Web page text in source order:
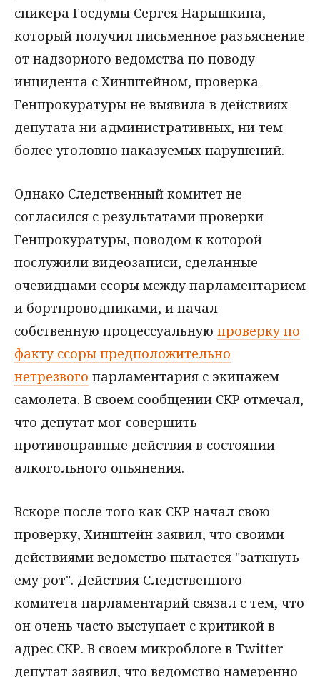
спикера Госдумы Сергея Нарышкина,
который получил письменное разъяснение
от надзорного ведомства по поводу
инцидента с Хинштейном, проверка
Генпрокуратуры не выявила в действиях
депутата ни административных, ни тем
более уголовно наказуемых нарушений.
Однако Следственный комитет не
согласился с результатами проверки
Генпрокуратуры, поводом к которой
послужили видеозаписи, сделанные
очевидцами ссоры между парламентарием
и бортпроводниками, и начал
собственную процессуальную проверку по
факту ссоры предположительно
нетрезвого парламентария с экипажем
самолета. В своем сообщении СКР отмечал,
что депутат мог совершить
противоправные действия в состоянии
алкогольного опьянения.
Вскоре после того как СКР начал свою
проверку, Хинштейн заявил, что своими
действиями ведомство пытается "заткнуть
ему рот". Действия Следственного
комитета парламентарий связал с тем, что
он очень часто выступает с критикой в
адрес СКР. В своем микроблоге в Twitter
депутат заявил, что ведомство намеренно